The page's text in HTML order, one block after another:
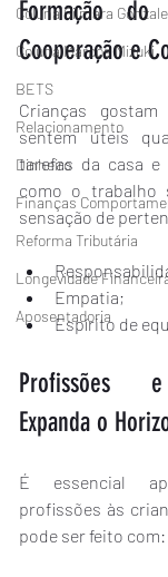
Coluna Gilmara
Coluna Marcos Mizuki
BETS
Relacionamento
Dinheiro
Finanças
Reforma Tributária
Longevidade
Aposentadoria
Formação do
Cooperação e
Crianças
sentem úteis
tarefas da casa e
como o trabalho
sensação de
Empatia;
Espírito de
Profissões e
Expanda o
É essencial
profissões às
pode ser feito com: